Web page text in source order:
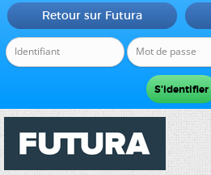
Retour sur Futura